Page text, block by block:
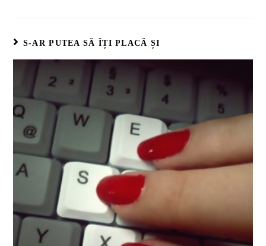
S-AR PUTEA SĂ ÎȚI PLACĂ ȘI